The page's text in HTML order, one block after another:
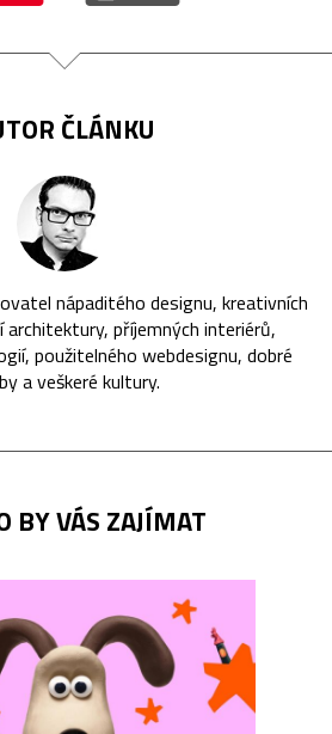
ČLÁNKU
nápaditého designu, kreativních
příjemných interiérů,
použitelného webdesignu, dobré
a veškeré kultury.
BY VÁS ZAJÍMAT